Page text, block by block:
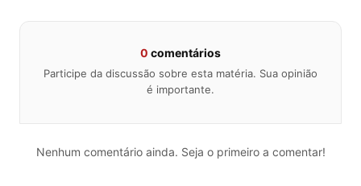
0 comentários
Participe da discussão sobre esta matéria. Sua opinião
é importante.
Nenhum comentário ainda. Seja o primeiro a comentar!